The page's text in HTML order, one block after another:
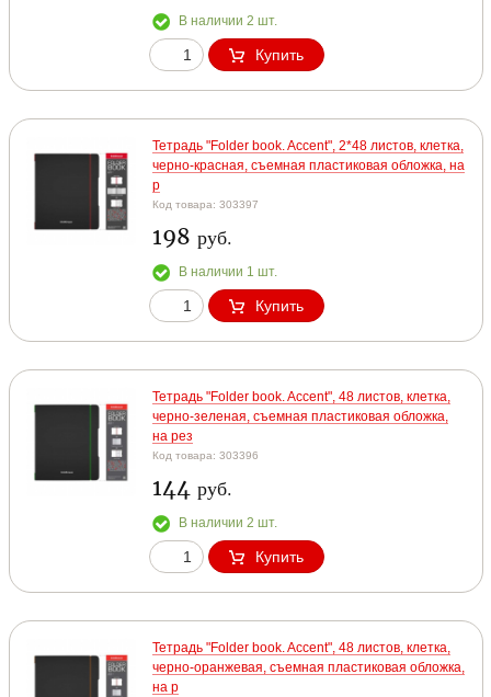
В наличии 2 шт.
Купить
Тетрадь "Folder book. Accent", 2*48 листов, клетка,
черно-красная, съемная пластиковая обложка, на
р
Код товара: 303397
198 руб.
В наличии 1 шт.
Купить
Тетрадь "Folder book. Accent", 48 листов, клетка,
черно-зеленая, съемная пластиковая обложка,
на рез
Код товара: 303396
144 руб.
В наличии 2 шт.
Купить
Тетрадь "Folder book. Accent", 48 листов, клетка,
черно-оранжевая, съемная пластиковая обложка,
на р